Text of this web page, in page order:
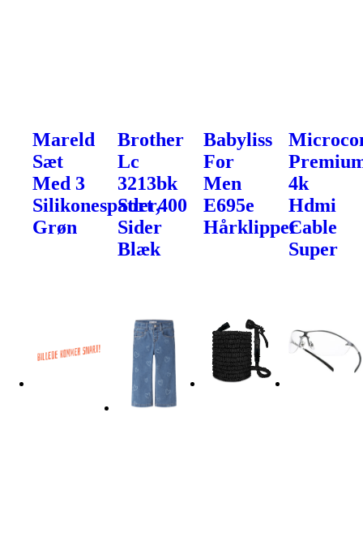
Mareld
Sæt
Med 3
Silikonespatler,
Grøn
Brother
Lc
3213bk
Sort 400
Sider
Blæk
Babyliss
For
Men
E695e
Hårklipper
4k
Hdmi
Cable
Super